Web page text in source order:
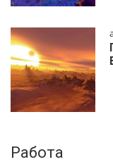
Работа